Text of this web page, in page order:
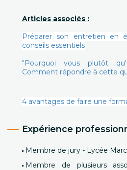
Articles associés :
Préparer son entretien en
conseils essentiels
"Pourquoi vous plutôt
Comment répondre à cette
4 avantages de faire une
Expérience
Membre de jury - Lycée
Membre de plusieurs